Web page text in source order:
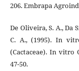
206. Embrapa
De Oliveira, S. A., Da
C. A., (1995). In
(Cactaceae). In vitro
47-50.